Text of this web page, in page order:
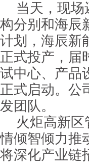
当天，现
构分别和海辰
计划，海辰新
正式投产，届
试中心、产品
正式启动。公
发团队。
火炬高新
情倾智倾力推
将深化产业链